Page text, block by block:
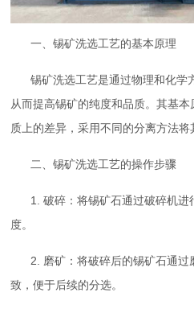
一、锡矿洗选工艺的基本原理
锡矿洗选工艺是通过物理和化学
从而提高锡矿的纯度和品质。其基
质上的差异，采用不同的分离方法将
二、锡矿洗选工艺的操作步骤
1. 破碎：将锡矿石通过破碎机
度。
2. 磨矿：将破碎后的锡矿石通
致，便于后续的分选。